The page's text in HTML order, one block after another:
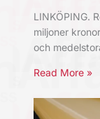
LINKÖPING.
miljoner
och
Read More »